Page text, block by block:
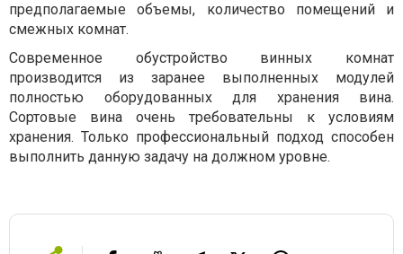
предполагаемые объемы, количество помещений и
смежных комнат.
Современное обустройство винных комнат
производится из заранее выполненных модулей
полностью оборудованных для хранения вина.
Сортовые вина очень требовательны к условиям
хранения. Только профессиональный подход способен
выполнить данную задачу на должном уровне.